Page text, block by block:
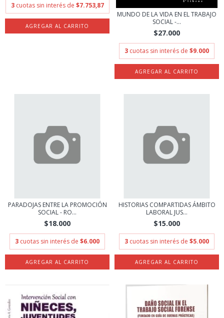
3 cuotas sin interés de $7.753,87
MUNDO DE LA VIDA EN EL TRABAJO
SOCIAL -...
$27.000
3 cuotas sin interés de $9.000
PARADOJAS ENTRE LA PROMOCIÓN
SOCIAL - RO...
$18.000
3 cuotas sin interés de $6.000
HISTORIAS COMPARTIDAS ÁMBITO
LABORAL JUS...
$15.000
3 cuotas sin interés de $5.000